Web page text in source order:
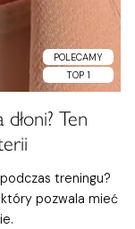
POLECAMY
TOP 1
Ten
treningu?
który pozwala mieć